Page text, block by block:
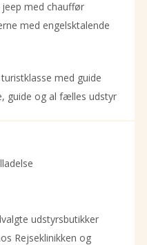
med chauffør
med engelsktalende
med guide
guide og al fælles udstyr
udstyrsbutikker
Rejseklinikken og